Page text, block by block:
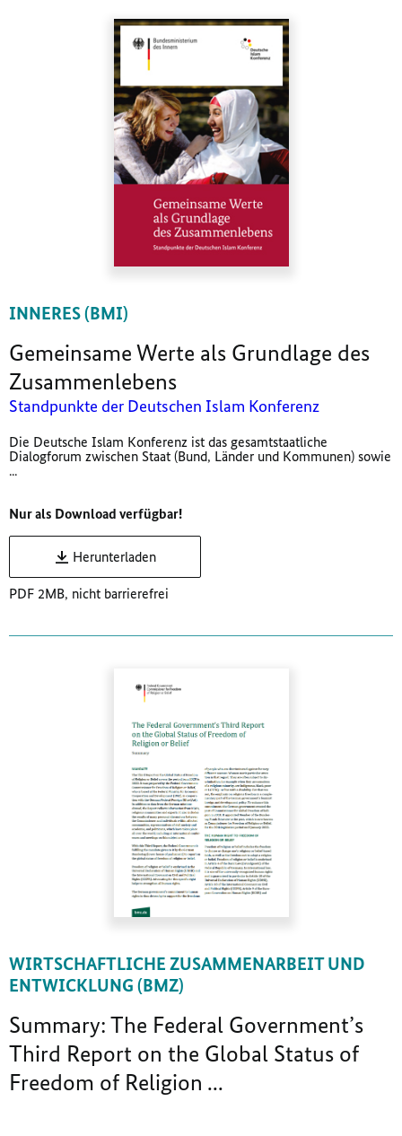
INNERES (BMI)
Gemeinsame Werte als Grundlage des
Zusammenlebens
Standpunkte der Deutschen Islam Konferenz
Die Deutsche Islam Konferenz ist das gesamtstaatliche
Dialogforum zwischen Staat (Bund, Länder und Kommunen) sowie
...
Nur als Download verfügbar!
Herunterladen
PDF 2MB, nicht barrierefrei
WIRTSCHAFTLICHE ZUSAMMENARBEIT UND
ENTWICKLUNG (BMZ)
Summary: The Federal Government’s
Third Report on the Global Status of
Freedom of Religion ...